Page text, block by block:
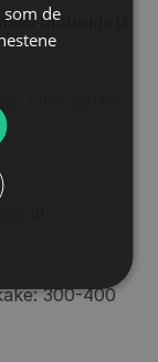
pinnekjøtt
Gjør dette.
til
300-400
de